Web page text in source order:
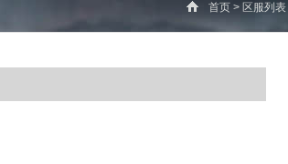
首页 > 区服列表